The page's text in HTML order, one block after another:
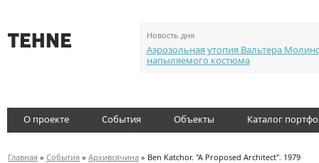
Новость дня
Аэрозольная утопия Вальтера
напыляемого костюма
О проекте События Объекты Каталог
Главная » События » Архивсячина » Ben Katchor. "A Proposed Architect". 1979